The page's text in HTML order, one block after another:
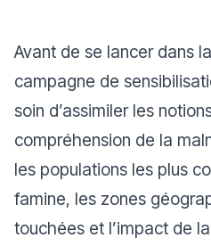
Avant de se lancer dans
campagne de
soin d’assimiler les
compréhension de la
les populations les plus
famine, les zones
touchées et l’impact de